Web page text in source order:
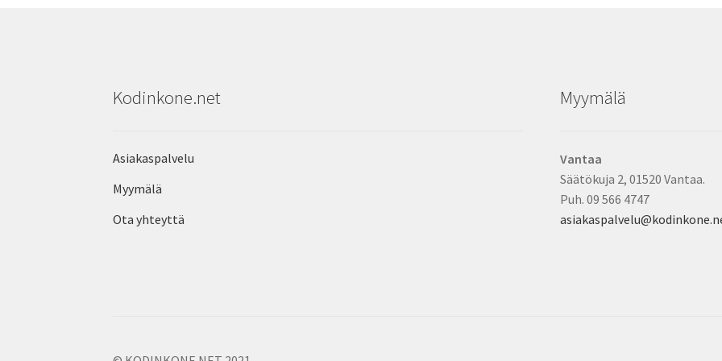
Kodinkone.net
Asiakaspalvelu
Myymälä
Ota yhteyttä
Myymälä
Vantaa
Säätökuja 2, 01520 Vantaa.
Puh. 09 566 4747